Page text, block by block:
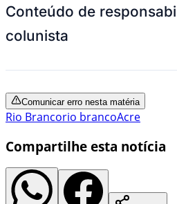
Conteúdo de
colunista
Comunicar erro nesta matéria
Rio Brancorio brancoAcre
Compartilhe esta notícia